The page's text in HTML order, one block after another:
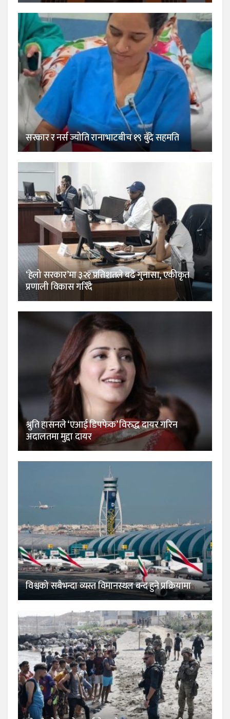
सरकार र नर्स ज्योति रानाभाटबीच १९ बुँदे सहमति
‘हेलो सरकार’मा ३२१ प्रतिशतले बढे गुनासा, एकीकृत
प्रणाली विकास गरिँदै
श्रुति हासनले ‘एआई डिपफेक’ विरुद्ध दायर गरिन
अदालतमा मुद्दा दायर
विश्वको सबैभन्दा व्यस्त विमानस्थल बन्द हुने प्रक्रियामा